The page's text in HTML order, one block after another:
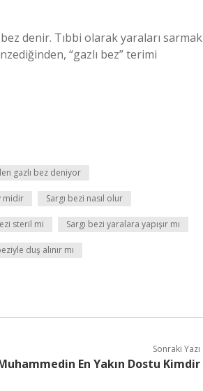
denir. Tıbbi olarak yaraları sarmak
“gazlı bez” terimi
gazlı bez deniyor
midir Sargı bezi nasıl olur
steril mi Sargı bezi yaralara yapışır mı
duş alınır mı
Sonraki Yazı
En Yakın Dostu Kimdir